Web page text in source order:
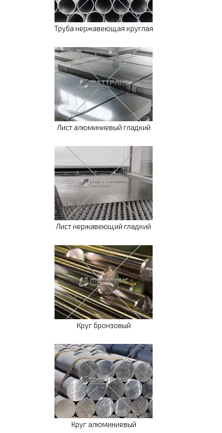
Труба нержавеющая круглая
Лист алюминиевый гладкий
Лист нержавеющий гладкий
Круг бронзовый
Круг алюминиевый